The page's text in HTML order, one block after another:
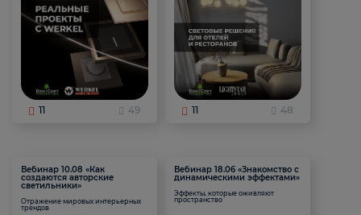
11 49 11 48
Вебинар 10.08 «Как
создаются авторские
светильники»
Отражение мировых интерьерных
трендов
Вебинар 18.06 «Знакомство с
динамическими эффектами»
Эффекты, которые оживляют
пространство